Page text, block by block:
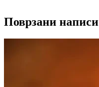
Поврзани написи